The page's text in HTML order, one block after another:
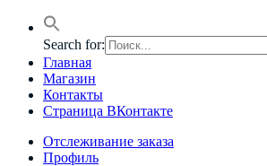
Search for:
Главная
Магазин
Контакты
Страница ВКонтакте
Отслеживание заказа
Профиль